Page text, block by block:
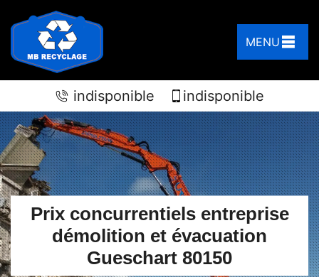
MENU
indisponible indisponible
Prix concurrentiels entreprise
démolition et évacuation
Gueschart 80150